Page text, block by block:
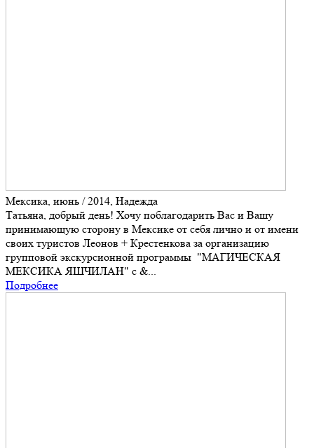
Мексика, июнь / 2014, Надежда
Татьяна, добрый день! Хочу поблагодарить Вас и Вашу
принимающую сторону в Мексике от себя лично и от имени
своих туристов Леонов + Крестенкова за организацию
групповой экскурсионной программы "МАГИЧЕСКАЯ
МЕКСИКА ЯШЧИЛАН" с &...
Подробнее